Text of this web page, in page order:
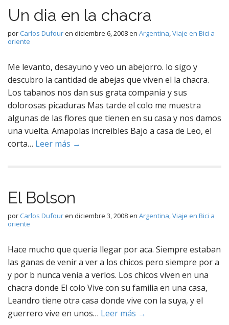
Un dia en la chacra
por Carlos Dufouren diciembre 6, 2008en Argentina,Viaje en Bici a
oriente
Me levanto, desayuno y veo un abejorro. lo sigo y
descubro la cantidad de abejas que viven el la chacra.
Los tabanos nos dan sus grata compania y sus
dolorosas picaduras Mas tarde el colo me muestra
algunas de las flores que tienen en su casa y nos damos
una vuelta. Amapolas increibles Bajo a casa de Leo, el
corta… Leer más →
El Bolson
por Carlos Dufouren diciembre 3, 2008en Argentina,Viaje en Bici a
oriente
Hace mucho que queria llegar por aca. Siempre estaban
las ganas de venir a ver a los chicos pero siempre por a
y por b nunca venia a verlos. Los chicos viven en una
chacra donde El colo Vive con su familia en una casa,
Leandro tiene otra casa donde vive con la suya, y el
guerrero vive en unos… Leer más →